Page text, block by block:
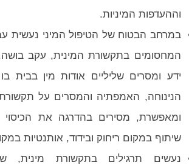
וההעדפות המיניות.
במרחב הבטוח של הטיפול המיני נעשית
המחסומים בתקשורת המינית, עקב
ידע ומסרים שליליים אודות מין בבית בו
הנינוחה, האמפתיה והמסרים על
ומאפשרת, מסירים בהדרגה את הכיסוי
שיתוף במקום ריחוק ובידוד, אותנטיות
נעשים תרגילים בתקשורת מינית,